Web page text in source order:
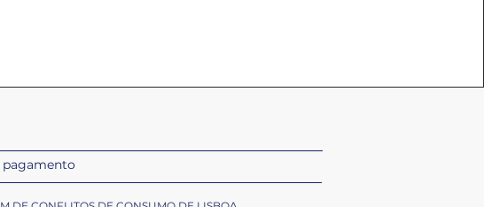
pagamento